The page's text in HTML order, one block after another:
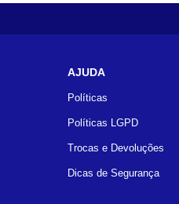
AJUDA
Políticas
Políticas LGPD
Trocas e Devoluções
Dicas de Segurança